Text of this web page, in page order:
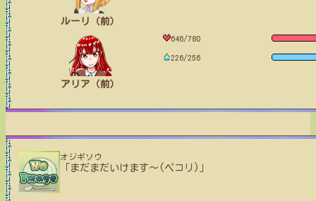
ルーリ（前）
アリア（前）
646/780
226/256
オジギソウ
「まだまだいけます〜(ペコリ)」